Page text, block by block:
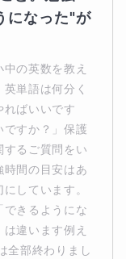
になった"が
の英数を教え
単語は何分く
ればいいです
すか？」保護
るご質問をい
間の目安はあ
しています。
きるようにな
違います例え
全部終わりまし